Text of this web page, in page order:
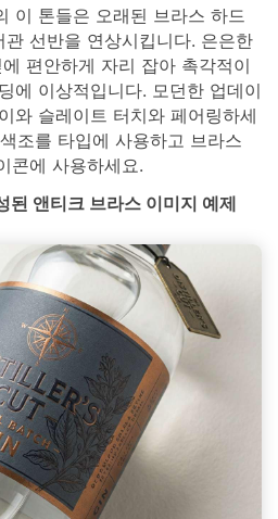
이 톤들은 오래된 브라스 하드
선반을 연상시킵니다. 은은한
편안하게 자리 잡아 촉각적이
에 이상적입니다. 모던한 업데이
와 슬레이트 터치와 페어링하세
조를 타입에 사용하고 브라스
콘에 사용하세요.
앤티크 브라스 이미지 예제